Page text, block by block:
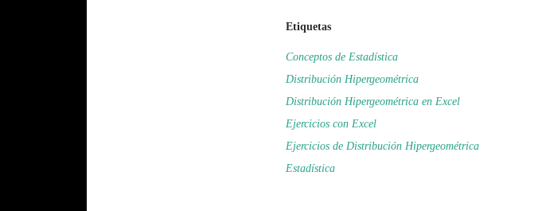
Etiquetas
Conceptos de Estadística
Distribución Hipergeométrica
Distribución Hipergeométrica en Excel
Ejercicios con Excel
Ejercicios de Distribución Hipergeométrica
Estadística